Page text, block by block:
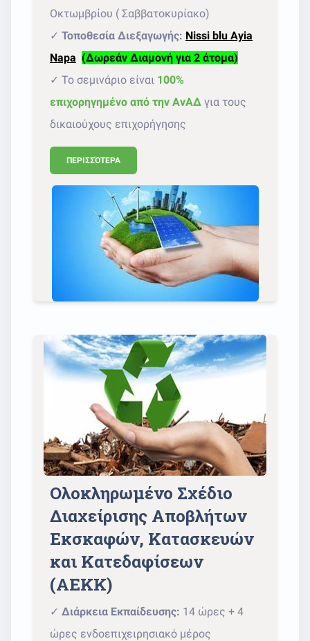
Οκτωμβρίου ( Σαββατοκυρίακο)
✓ Τοποθεσία Διεξαγωγής: Nissi blu Ayia
Napa (Δωρεάν Διαμονή για 2 άτομα)
✓ Το σεμινάριο είναι 100%
επιχορηγημένο από την ΑνΑΔ για τους
δικαιούχους επιχορήγησης
ΠΕΡΙΣΣΌΤΕΡΑ
Ολοκληρωμένο Σχέδιο
Διαχείρισης Αποβλήτων
Εκσκαφών, Κατασκευών
και Κατεδαφίσεων
(ΑΕΚΚ)
✓ Διάρκεια Εκπαίδευσης: 14 ώρες + 4
ώρες ενδοεπιχειρησιακό μέρος